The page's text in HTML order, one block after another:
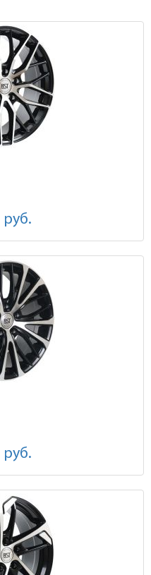
руб.
руб.